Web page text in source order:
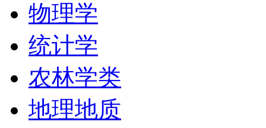
物理学
统计学
农林学类
地理地质